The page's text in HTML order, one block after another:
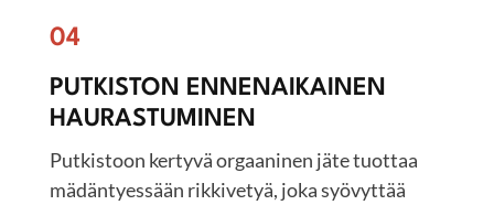
04
PUTKISTON ENNENAIKAINEN
HAURASTUMINEN
Putkistoon kertyvä orgaaninen jäte tuottaa
mädäntyessään rikkivetyä, joka syövyttää